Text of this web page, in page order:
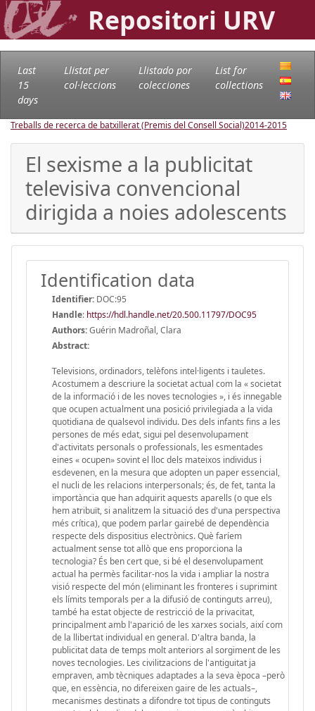
Repositori URV
Last
15
days
Llistat per
col·leccions
Llistado por
colecciones
List for
collections
Treballs de recerca de batxillerat (Premis del Consell Social)2014-2015
El sexisme a la publicitat
televisiva convencional
dirigida a noies adolescents
Identification data
Identifier: DOC:95
Handle: https://hdl.handle.net/20.500.11797/DOC95
Authors:Guérin Madroñal, Clara
Abstract:
Televisions, ordinadors, telèfons intel·ligents i tauletes.
Acostumem a descriure la societat actual com la « societat
de la informació i de les noves tecnologies », i és innegable
que ocupen actualment una posició privilegiada a la vida
quotidiana de qualsevol individu. Des dels infants fins a les
persones de més edat, sigui pel desenvolupament
d'activitats personals o professionals, les esmentades
eines « ocupen» sovint el lloc dels mateixos individus i
esdevenen, en la mesura que adopten un paper essencial,
el nucli de les relacions interpersonals; és, de fet, tanta la
importància que han adquirit aquests aparells (o que els
hem atribuït, si analitzem la situació des d'una perspectiva
més crítica), que podem parlar gairebé de dependència
respecte dels dispositius electrònics. Què faríem
actualment sense tot allò que ens proporciona la
tecnologia? És ben cert que, si bé el desenvolupament
actual ha permès facilitar-nos la vida i ampliar la nostra
visió respecte del món (eliminant les fronteres i suprimint
els límits temporals per a la difusió de continguts arreu),
també ha estat objecte de restricció de la privacitat,
principalment amb l'aparició de les xarxes socials, així com
de la llibertat individual en general. D'altra banda, la
publicitat data de temps molt anteriors al sorgiment de les
noves tecnologies. Les civilitzacions de l'antiguitat ja
empraven, amb tècniques adaptades a la seva època –però
que, en essència, no difereixen gaire de les actuals–,
mecanismes destinats a difondre tot tipus de continguts